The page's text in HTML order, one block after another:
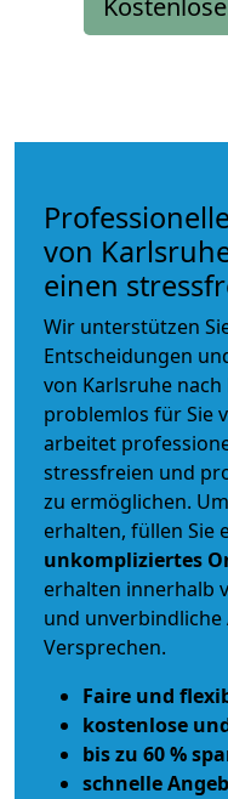
von
einen
Wir unterstützen
Entscheidungen
von Karlsruhe
problemlos für Sie
arbeitet
stressfreien und
zu ermöglichen.
erhalten, füllen Sie
unkompliziertes
erhalten innerhalb
und
Versprechen.
Faire und
kostenlose
bis zu 60 %
schnelle